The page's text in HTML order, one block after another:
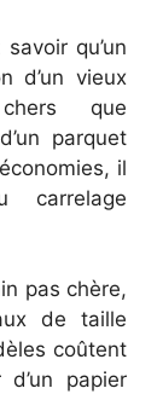
qu’un
d’un vieux
que
parquet
il
pas chère,
de taille
coûtent
papier